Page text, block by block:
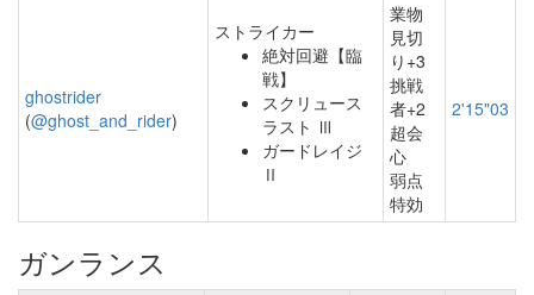
ghostrider
(@ghost_and_rider)
ストライカー
絶対回避【臨
戦】
スクリュース
ラスト Ⅲ
ガードレイジ
Ⅱ
業物
見切
り+3
挑戦
者+2
超会
心
弱点
特効
2'15"03
ガンランス